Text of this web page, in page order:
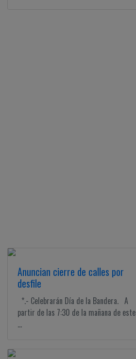
Anuncian cierre de calles por
desfile
*.- Celebrarán Día de la Bandera. A
partir de las 7:30 de la mañana de este
...